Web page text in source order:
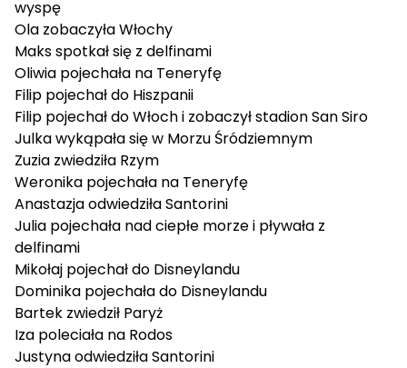
wyspę
Ola zobaczyła Włochy
Maksspotkał się z delfinami
Oliwia pojechała na Teneryfę
Filip pojechał do Hiszpanii
Filip pojechał do Włoch i zobaczył stadion San Siro
Julkawykąpała się w Morzu Śródziemnym
Zuzia zwiedziła Rzym
Weronika pojechała na Teneryfę
Anastazjaodwiedziła Santorini
Julia pojechała nad ciepłe morze i pływała z
delfinami
Mikołaj pojechał do Disneylandu
Dominika pojechała do Disneylandu
Bartek zwiedził Paryż
Iza poleciała na Rodos
Justynaodwiedziła Santorini